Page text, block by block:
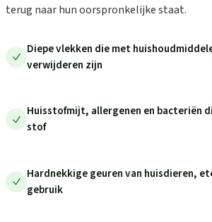
terug naar hun oorspronkelijke staat.
Diepe vlekken die met
verwijderen zijn
Huisstofmijt, allergenen en bacteriën
stof
Hardnekkige geuren van huisdieren,
gebruik